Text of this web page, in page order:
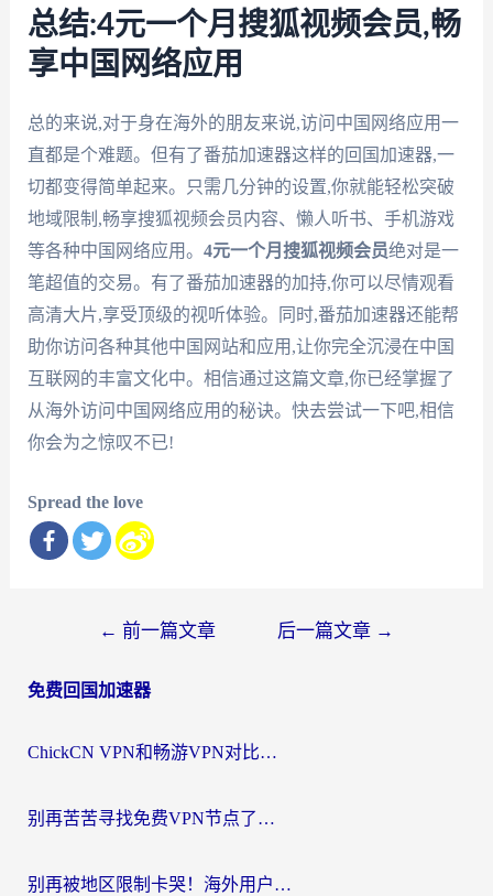
总结:4元一个月搜狐视频会员,畅
享中国网络应用
总的来说,对于身在海外的朋友来说,访问中国网络应用一
直都是个难题。但有了番茄加速器这样的回国加速器,一
切都变得简单起来。只需几分钟的设置,你就能轻松突破
地域限制,畅享搜狐视频会员内容、懒人听书、手机游戏
等各种中国网络应用。 4元一个月搜狐视频会员绝对是一
笔超值的交易。有了番茄加速器的加持,你可以尽情观看
高清大片,享受顶级的视听体验。同时,番茄加速器还能帮
助你访问各种其他中国网站和应用,让你完全沉浸在中国
互联网的丰富文化中。相信通过这篇文章,你已经掌握了
从海外访问中国网络应用的秘诀。快去尝试一下吧,相信
你会为之惊叹不已!
Spread the love
导
← 前一篇文章 后一篇文章 →
免费回国加速器
ChickCN VPN和畅游VPN对比哪个回国效果更好？海外党必看的回国加速器选择指南
别再苦苦寻找免费VPN节点了，这才是海外访问国内资源的正确姿势
别再被地区限制卡哭！海外用户vpn中国下载全攻略，无缝刷剧办公社交